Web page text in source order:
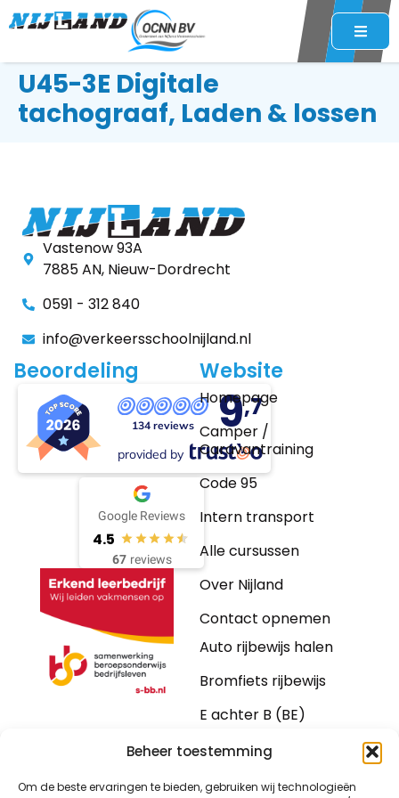
Beheer toestemming
Om de beste ervaringen te bieden, gebruiken wij technologieën
U45-3E Digitale
tachograaf, Laden & lossen
Vastenow 93A
7885 AN, Nieuw-Dordrecht
0591 - 312 840
info@verkeersschoolnijland.nl
Beoordeling
134 reviews 9,7
provided by
Google Reviews
4.5
67 reviews
Website
Homepage
Camper /
Caravantraining
Code 95
Intern transport
Alle cursussen
Over Nijland
Contact opnemen
Auto rijbewijs halen
Bromfiets rijbewijs
E achter B (BE)
Motorrijbewijs
Vrachtwagen